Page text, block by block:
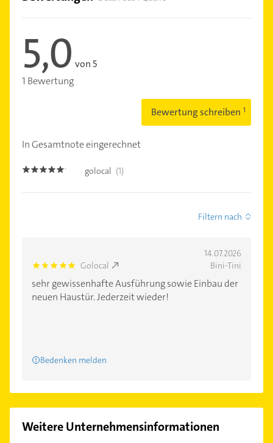
5,0 von 5
1 Bewertung
Bewertung schreiben
In Gesamtnote eingerechnet
5.0 golocal (1)
Filtern nach
14.07.2026
5.0 Golocal Bini-Tini
sehr gewissenhafte Ausführung sowie Einbau der
neuen Haustür. Jederzeit wieder!
Bedenken melden
Weitere Unternehmensinformationen